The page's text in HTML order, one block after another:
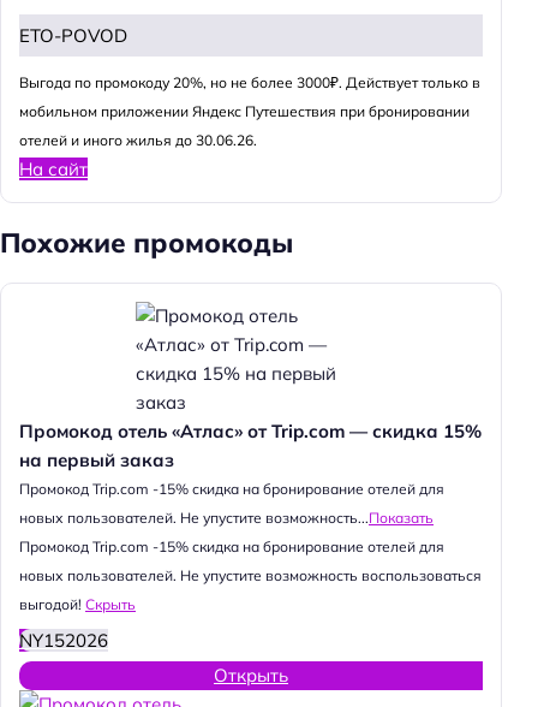
ETO-POVOD
Выгода по промокоду 20%, но не более 3000₽. Действует только в
мобильном приложении Яндекс Путешествия при бронировании
отелей и иного жилья до 30.06.26.
На сайт
Похожие промокоды
Промокод отель «Атлас» от Trip.com — скидка 15%
на первый заказ
Промокод Trip.com -15% скидка на бронирование отелей для
новых пользователей. Не упустите возможность...Показать
Промокод Trip.com -15% скидка на бронирование отелей для
новых пользователей. Не упустите возможность воспользоваться
выгодой! Скрыть
NY152026
Открыть